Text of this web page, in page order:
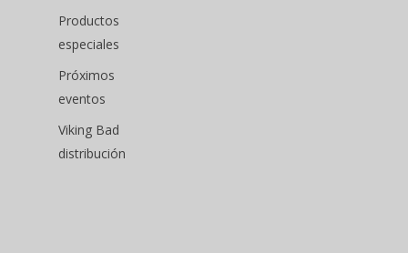
Productos
especiales
Próximos
eventos
Viking Bad
distribución